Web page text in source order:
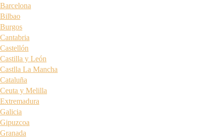
Barcelona
Bilbao
Burgos
Cantabria
Castellón
Castilla y León
Castlla La Mancha
Cataluña
Ceuta y Melilla
Extremadura
Galicia
Gipuzcoa
Granada